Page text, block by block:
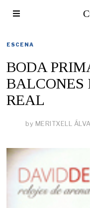
ESCENA
BODA
BALCONES
REAL
by MERITXELL